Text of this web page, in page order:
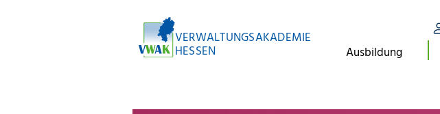
VERWALTUNGSAKADEMIE
HESSEN
Ausbildung